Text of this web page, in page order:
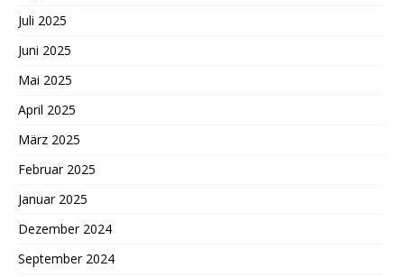
Juli 2025
Juni 2025
Mai 2025
April 2025
März 2025
Februar 2025
Januar 2025
Dezember 2024
September 2024